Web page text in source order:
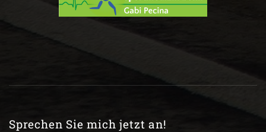
Sprechen Sie mich jetzt an!